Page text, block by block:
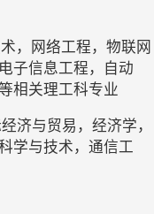
，网络工程，物联网
子信息工程，自动
相关理工科专业
济与贸易，经济学，
学与技术，通信工